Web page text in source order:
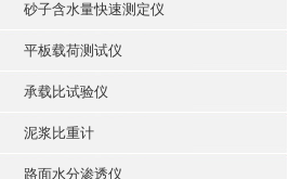
砂子含水量快速测定仪
平板载荷测试仪
承载比试验仪
泥浆比重计
路面水分渗透仪